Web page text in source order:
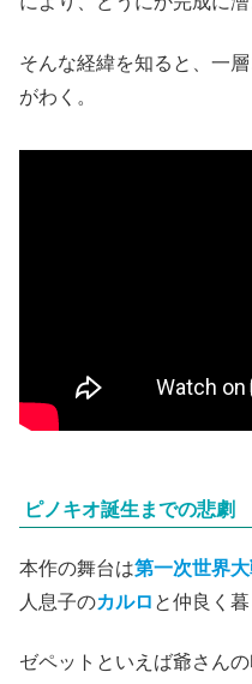
そんな経緯を知ると、一
がわく。
ピノキオ誕生までの悲劇
本作の舞台は第一次世界
人息子のカルロ と仲良く暮
ゼペットといえば爺さん